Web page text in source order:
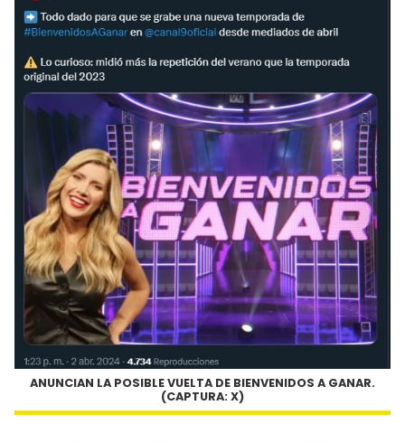
ANUNCIAN LA POSIBLE VUELTA DE BIENVENIDOS A GANAR.
(CAPTURA: X)